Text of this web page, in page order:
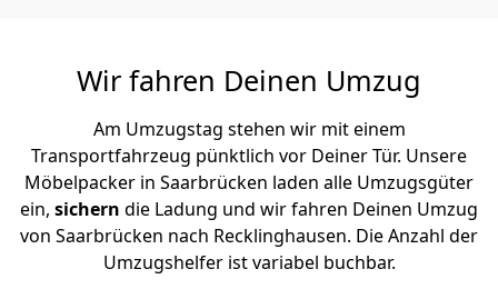
Wir fahren Deinen Umzug
Am Umzugstag stehen wir mit einem
Transportfahrzeug pünktlich vor Deiner Tür. Unsere
Möbelpacker in Saarbrücken laden alle Umzugsgüter
ein, sichern die Ladung und wir fahren Deinen Umzug
von Saarbrücken nach Recklinghausen. Die Anzahl der
Umzugshelfer ist variabel buchbar.